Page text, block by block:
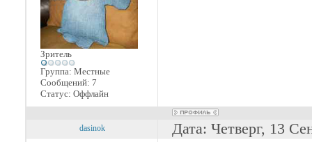
Зритель
Группа: Местные
Сообщений: 7
Статус: Оффлайн
dasinok Дата: Четверг, 13